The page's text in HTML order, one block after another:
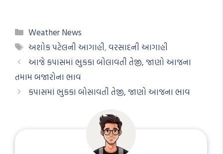
Categories
Weather News
Tags
અશોક પટેલની આગાહી,વરસાદની આગાહી
આજે કપાસમાં ભુકકા બોલાવતી તેજી, જાણો આજના
તમામ બજારોના ભાવ
કપાસમાં ભુકકા બોસાવતી તેજી, જાણો આજના ભાવ